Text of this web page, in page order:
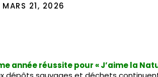
MARS 21, 2026
année réussite pour « J’aime la